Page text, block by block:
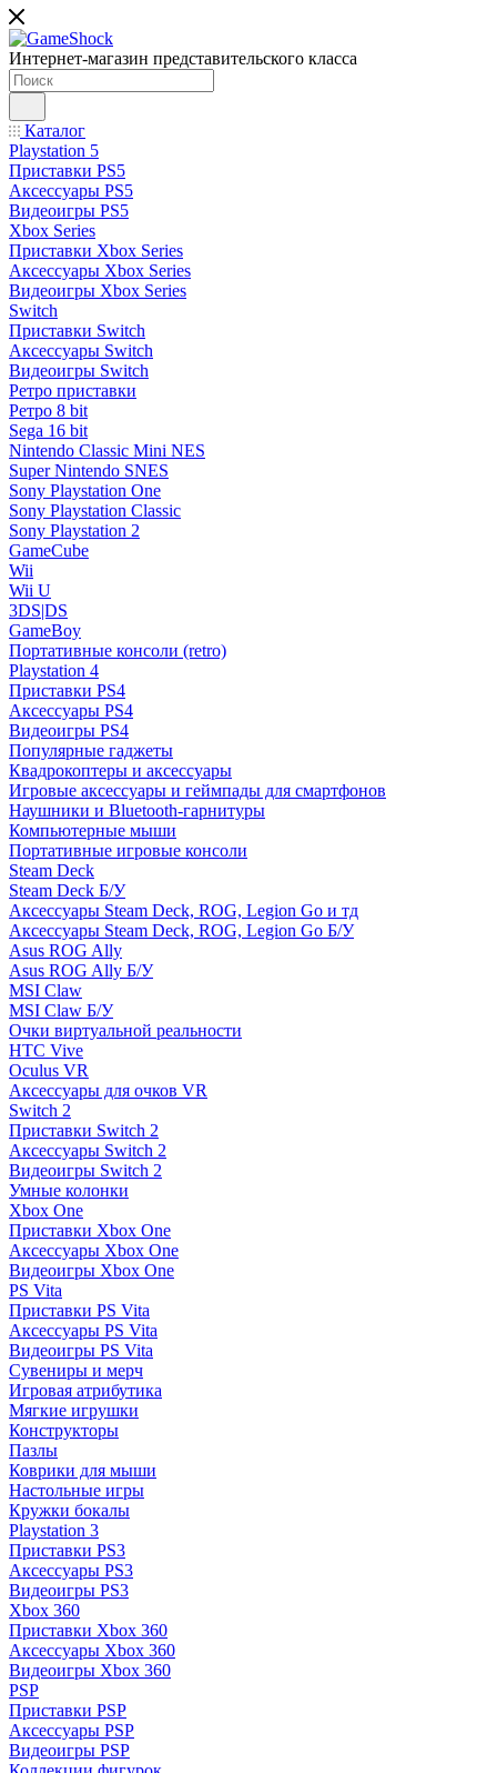
Интернет-магазин представительского класса
Каталог
Playstation 5
Приставки PS5
Аксессуары PS5
Видеоигры PS5
Xbox Series
Приставки Xbox Series
Аксессуары Xbox Series
Видеоигры Xbox Series
Switch
Приставки Switch
Аксессуары Switch
Видеоигры Switch
Ретро приставки
Ретро 8 bit
Sega 16 bit
Nintendo Classic Mini NES
Super Nintendo SNES
Sony Playstation One
Sony Playstation Classic
Sony Playstation 2
GameCube
Wii
Wii U
3DS|DS
GameBoy
Портативные консоли (retro)
Playstation 4
Приставки PS4
Аксессуары PS4
Видеоигры PS4
Популярные гаджеты
Квадрокоптеры и аксессуары
Игровые аксессуары и геймпады для смартфонов
Наушники и Bluetooth-гарнитуры
Компьютерные мыши
Портативные игровые консоли
Steam Deck
Steam Deck Б/У
Аксессуары Steam Deck, ROG, Legion Go и тд
Аксессуары Steam Deck, ROG, Legion Go Б/У
Asus ROG Ally
Asus ROG Ally Б/У
MSI Claw
MSI Claw Б/У
Очки виртуальной реальности
HTC Vive
Oculus VR
Аксессуары для очков VR
Switch 2
Приставки Switch 2
Аксессуары Switch 2
Видеоигры Switch 2
Умные колонки
Xbox One
Приставки Xbox One
Аксессуары Xbox One
Видеоигры Xbox One
PS Vita
Приставки PS Vita
Аксессуары PS Vita
Видеоигры PS Vita
Сувениры и мерч
Игровая атрибутика
Мягкие игрушки
Конструкторы
Пазлы
Коврики для мыши
Настольные игры
Кружки бокалы
Playstation 3
Приставки PS3
Аксессуары PS3
Видеоигры PS3
Xbox 360
Приставки Xbox 360
Аксессуары Xbox 360
Видеоигры Xbox 360
PSP
Приставки PSP
Аксессуары PSP
Видеоигры PSP